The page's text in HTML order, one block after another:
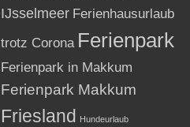
IJsselmeer Ferienhausurlaub
trotz Corona Ferienpark
Ferienpark in Makkum
Ferienpark Makkum
Friesland Hundeurlaub